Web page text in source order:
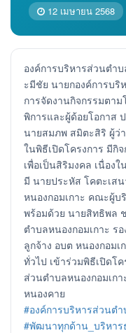
12 เมษายน 2568
องค์การบริหารส่วนตำ
ะมีชัย นายกองค์การบริ
การจัดงานกิจกรรมตา
พิการและผู้ด้อยโอกาส
นายสมภพ สมิตะสิริ ผู้ว่
ในพิธีเปิดโครงการ มีกิ
เพื่อเป็นสิริมงคล เนื่อง
มี นายประหัส โคตะเส
หนองกอมเกาะ คณะผู้
พร้อมด้วย นายสิทธิพล
ตำบลหนองกอมเกาะ ร
ลูกจ้าง อบต หนองกอม
ทั่วไป เข้าร่วมพิธีเปิดโ
ส่วนตำบลหนองกอมเกา
หนองคาย
#องค์การบริหารส่วนตำ
#พัฒนาทุกด้าน_บริหาร